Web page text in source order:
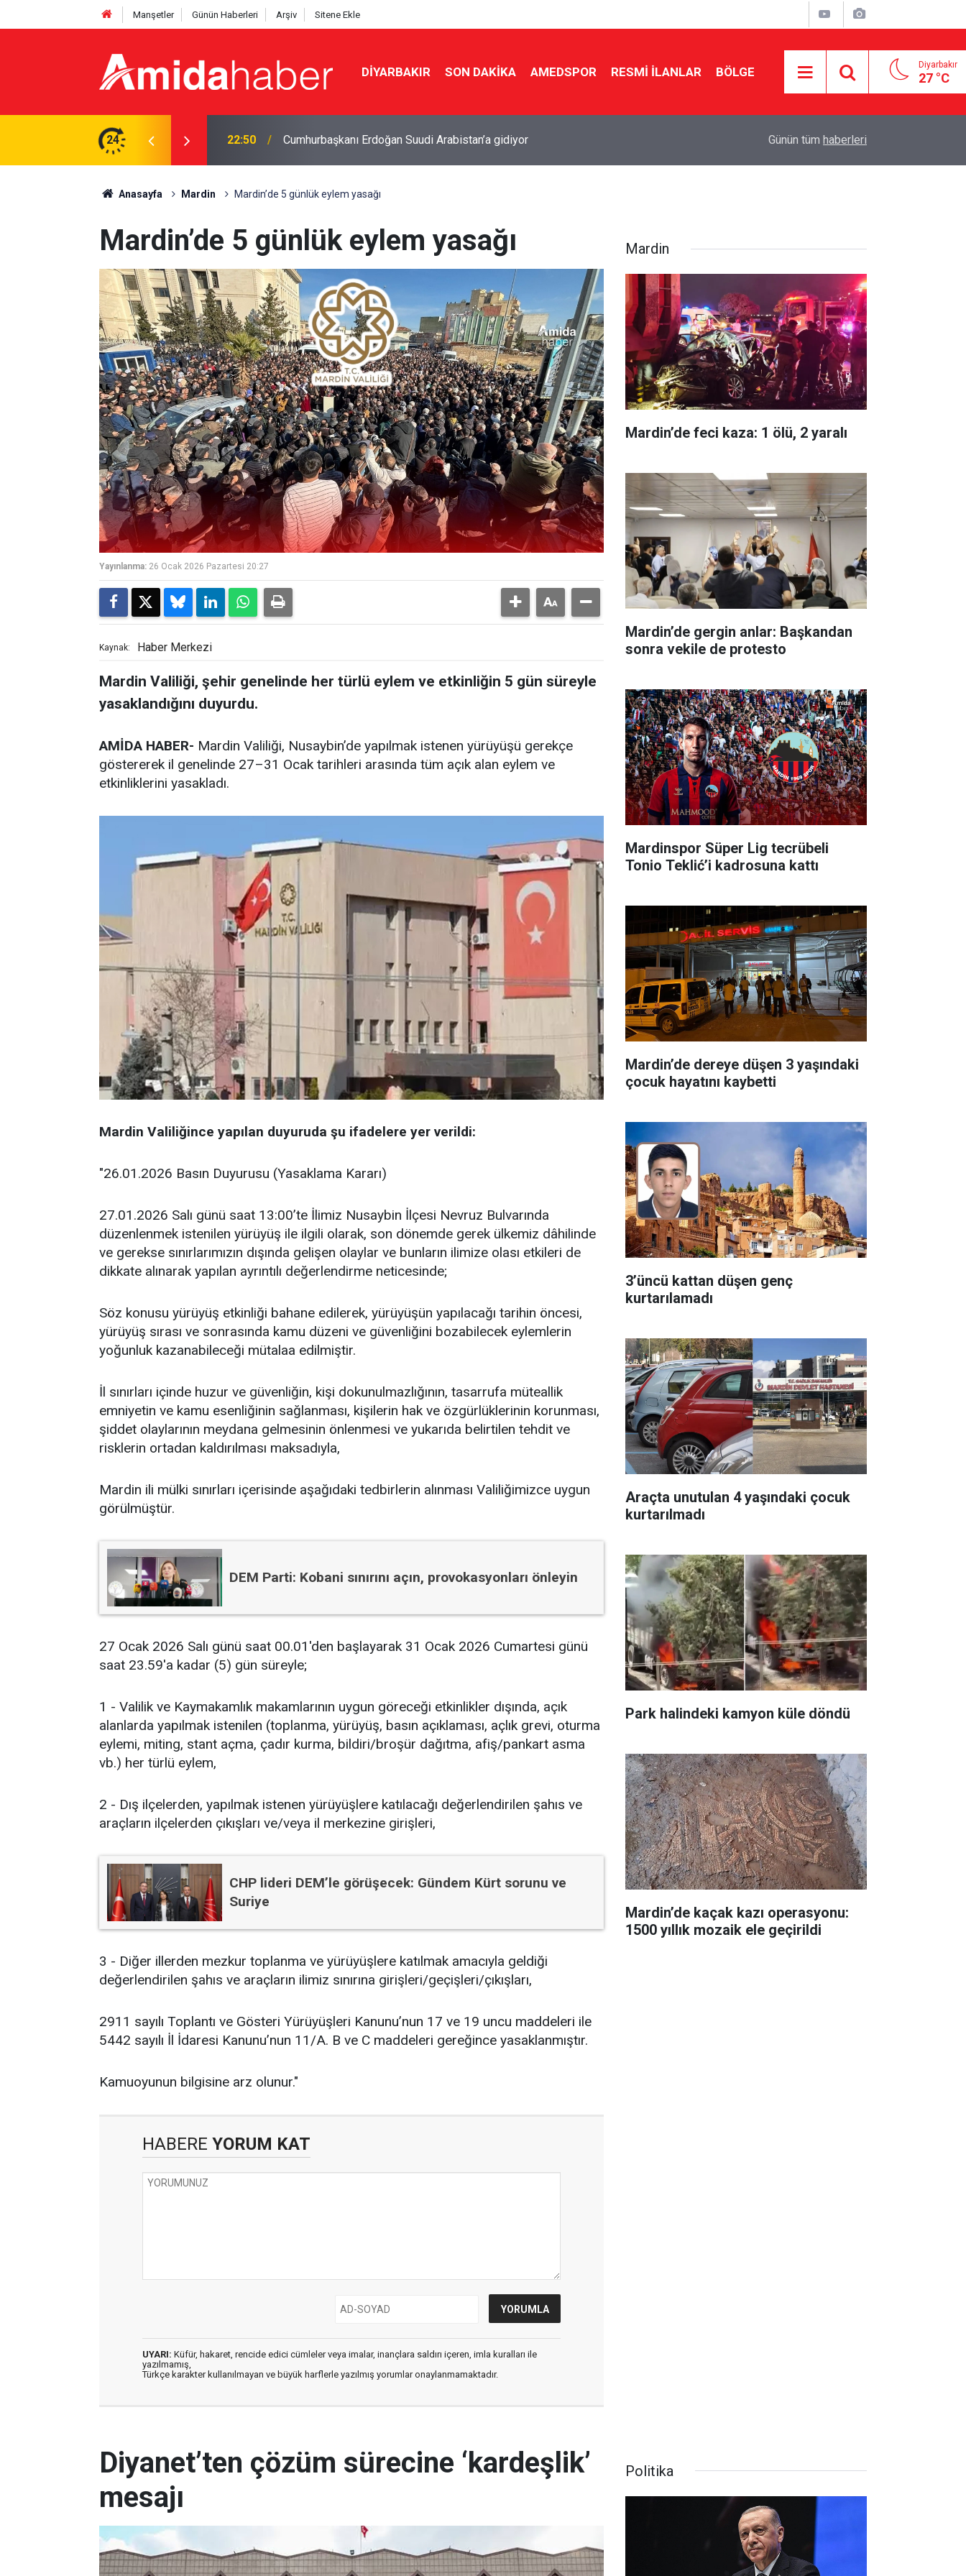
Manşetler Günün Haberleri Arşiv Sitene Ekle
DIYARBAKIR SON DAKIKA AMEDSPOR RESMI İLANLAR BÖLGE Diyarbakır
27 °C
24 21:47 MGK’den çözüm süreci mesajı: Tarihi bir merhale Şam’da yolcu aracına bombalı saldırı: Ölü ve
Günün tüm haberleri
Anasayfa Mardin Mardin’de 5 günlük eylem yasağı
Mardin’de 5 günlük eylem yasağı
Yayınlanma: 26 Ocak 2026 Pazartesi 20:27
Kaynak: Haber Merkezi
Mardin Valiliği, şehir genelinde her türlü eylem ve etkinliğin 5 gün süreyle
yasaklandığını duyurdu.
AMİDA HABER- Mardin Valiliği, Nusaybin’de yapılmak istenen yürüyüşü gerekçe
göstererek il genelinde 27–31 Ocak tarihleri arasında tüm açık alan eylem ve
etkinliklerini yasakladı.
Mardin Valiliğince yapılan duyuruda şu ifadelere yer verildi:
"26.01.2026 Basın Duyurusu (Yasaklama Kararı)
27.01.2026 Salı günü saat 13:00’te İlimiz Nusaybin İlçesi Nevruz Bulvarında
düzenlenmek istenilen yürüyüş ile ilgili olarak, son dönemde gerek ülkemiz dâhilinde
ve gerekse sınırlarımızın dışında gelişen olaylar ve bunların ilimize olası etkileri de
dikkate alınarak yapılan ayrıntılı değerlendirme neticesinde;
Söz konusu yürüyüş etkinliği bahane edilerek, yürüyüşün yapılacağı tarihin öncesi,
yürüyüş sırası ve sonrasında kamu düzeni ve güvenliğini bozabilecek eylemlerin
yoğunluk kazanabileceği mütalaa edilmiştir.
İl sınırları içinde huzur ve güvenliğin, kişi dokunulmazlığının, tasarrufa müteallik
emniyetin ve kamu esenliğinin sağlanması, kişilerin hak ve özgürlüklerinin korunması,
şiddet olaylarının meydana gelmesinin önlenmesi ve yukarıda belirtilen tehdit ve
risklerin ortadan kaldırılması maksadıyla,
Mardin ili mülki sınırları içerisinde aşağıdaki tedbirlerin alınması Valiliğimizce uygun
görülmüştür.
DEM Parti: Kobani sınırını açın, provokasyonları önleyin
27 Ocak 2026 Salı günü saat 00.01'den başlayarak 31 Ocak 2026 Cumartesi günü
saat 23.59'a kadar (5) gün süreyle;
1 - Valilik ve Kaymakamlık makamlarının uygun göreceği etkinlikler dışında, açık
alanlarda yapılmak istenilen (toplanma, yürüyüş, basın açıklaması, açlık grevi, oturma
eylemi, miting, stant açma, çadır kurma, bildiri/broşür dağıtma, afiş/pankart asma
vb.) her türlü eylem,
2 - Dış ilçelerden, yapılmak istenen yürüyüşlere katılacağı değerlendirilen şahıs ve
araçların ilçelerden çıkışları ve/veya il merkezine girişleri,
CHP lideri DEM’le görüşecek: Gündem Kürt sorunu ve
Suriye
3 - Diğer illerden mezkur toplanma ve yürüyüşlere katılmak amacıyla geldiği
değerlendirilen şahıs ve araçların ilimiz sınırına girişleri/geçişleri/çıkışları,
2911 sayılı Toplantı ve Gösteri Yürüyüşleri Kanunu’nun 17 ve 19 uncu maddeleri ile
5442 sayılı İl İdaresi Kanunu’nun 11/A. B ve C maddeleri gereğince yasaklanmıştır.
Kamuoyunun bilgisine arz olunur."
HABERE YORUM KAT
UYARI: Küfür, hakaret, rencide edici cümleler veya imalar, inançlara saldırı içeren, imla kuralları ile
yazılmamış,
Türkçe karakter kullanılmayan ve büyük harflerle yazılmış yorumlar onaylanmamaktadır.
Mardin
Mardin’de feci kaza: 1 ölü, 2 yaralı
Mardin’de gergin anlar: Başkandan
sonra vekile de protesto
Mardinspor Süper Lig tecrübeli
Tonio Teklić’i kadrosuna kattı
Mardin’de dereye düşen 3 yaşındaki
çocuk hayatını kaybetti
3’üncü kattan düşen genç
kurtarılamadı
Araçta unutulan 4 yaşındaki çocuk
kurtarılmadı
Park halindeki kamyon küle döndü
Mardin’de kaçak kazı operasyonu:
1500 yıllık mozaik ele geçirildi
Diyanet’ten çözüm sürecine ‘kardeşlik’
mesajı
Politika